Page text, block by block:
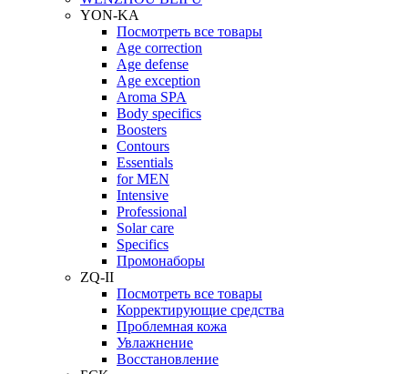
YON-KA
Посмотреть все товары
Age correction
Age defense
Age exception
Aroma SPA
Body specifics
Boosters
Contours
Essentials
for MEN
Intensive
Professional
Solar care
Specifics
Промонаборы
ZQ-II
Посмотреть все товары
Корректирующие средства
Проблемная кожа
Увлажнение
Восстановление